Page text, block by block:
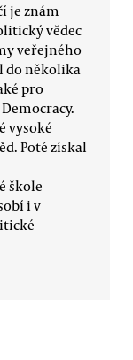
je znám
vědec
veřejného
do několika
pro
vysoké
Poté získal
škole
i v